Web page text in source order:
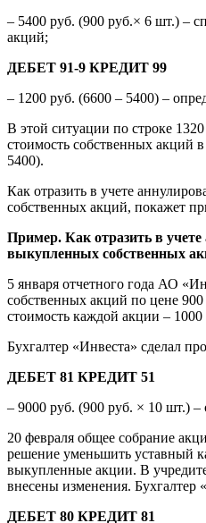
– 5400 руб. (900 руб.× 6 шт.) –
акций;
ДЕБЕТ 91-9 КРЕДИТ 99
– 1200 руб. (6600 – 5400) –
В этой ситуации по строке
стоимость собственных акций
5400).
Как отразить в учете
собственных акций, покажет
Пример. Как отразить в учете
выкупленных собственных
5 января отчетного года АО
собственных акций по цене
стоимость каждой акции – 1000
Бухгалтер «Инвеста» сделал
ДЕБЕТ 81 КРЕДИТ 51
– 9000 руб. (900 руб. × 10 шт.)
20 февраля общее собрание
решение уменьшить уставный
выкупленные акции. В
внесены изменения. Бухгалтер
ДЕБЕТ 80 КРЕДИТ 81